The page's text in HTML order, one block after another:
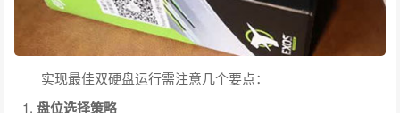
实现最佳双硬盘运行需注意几个要点：
盘位选择策略